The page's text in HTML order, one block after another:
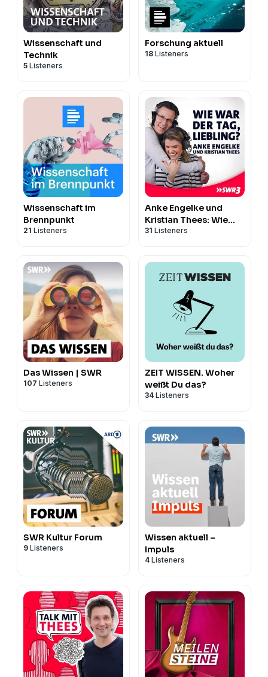
Wissenschaft und
Technik
5 Listeners
Forschung aktuell
18 Listeners
Wissenschaft im
Brennpunkt
21 Listeners
Anke Engelke und
Kristian Thees: Wie
war der Tag, Liebling?
31 Listeners
Das Wissen | SWR
107 Listeners
ZEIT WISSEN. Woher
weißt Du das?
34 Listeners
SWR Kultur Forum
9 Listeners
Wissen aktuell –
Impuls
4 Listeners